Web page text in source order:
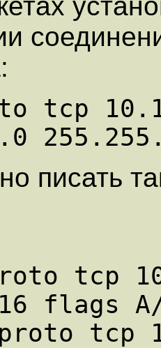
tcp
писать
tcp
flags
tcp